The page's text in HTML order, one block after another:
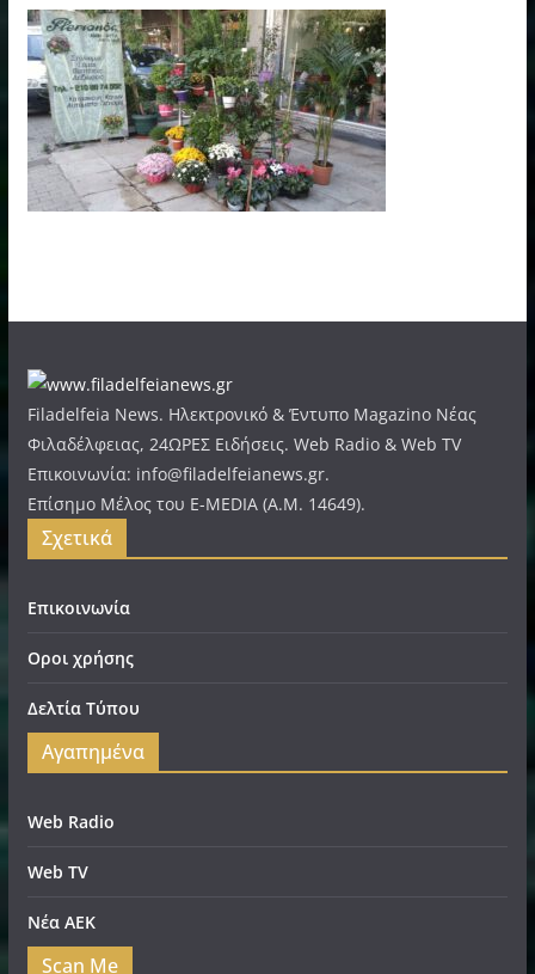
Filadelfeia News. Ηλεκτρονικό & Έντυπο Magazino Νέας
Φιλαδέλφειας, 24ΩΡΕΣ Ειδήσεις. Web Radio & Web TV
Επικοινωνία: info@filadelfeianews.gr.
Επίσημο Μέλος του E-MEDIA (A.M. 14649).
Σχετικά
Επικοινωνία
Οροι χρήσης
Δελτία Τύπου
Αγαπημένα
Web Radio
Web TV
Νέα ΑΕΚ
Scan Me